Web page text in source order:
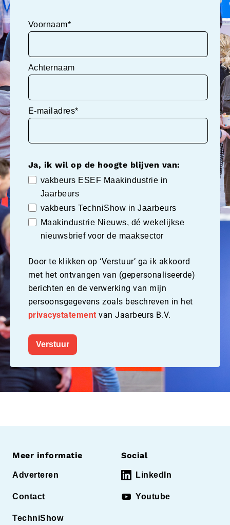
Voornaam*
Achternaam
E-mailadres*
Ja, ik wil op de hoogte blijven van:
vakbeurs ESEF Maakindustrie in
Jaarbeurs
vakbeurs TechniShow in Jaarbeurs
Maakindustrie Nieuws, dé wekelijkse
nieuwsbrief voor de maaksector
Door te klikken op ‘Verstuur’ ga ik akkoord
met het ontvangen van (gepersonaliseerde)
berichten en de verwerking van mijn
persoonsgegevens zoals beschreven in het
privacystatementvan Jaarbeurs B.V.
Verstuur
Meer informatie
Adverteren
Contact
TechniShow
Social
LinkedIn
Youtube